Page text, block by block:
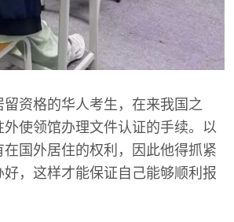
资格的华人考生，在来我国之
使领馆办理文件认证的手续。以
国外居住的权利，因此他得抓紧
，这样才能保证自己能够顺利报